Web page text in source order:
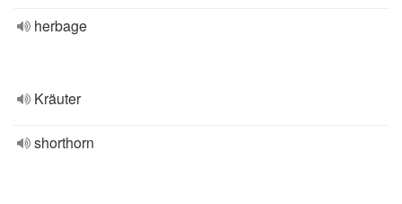
herbage
Kräuter
shorthorn